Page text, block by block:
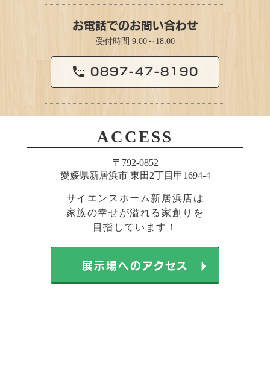
お電話でのお問い合わせ
受付時間 9:00～18:00
settings_phone 0897-47-8190
ACCESS
〒792-0852
愛媛県新居浜市 東田2丁目甲1694-4
サイエンスホーム新居浜店は
家族の幸せが溢れる家創りを
目指しています！
展示場へのアクセス arrow_right